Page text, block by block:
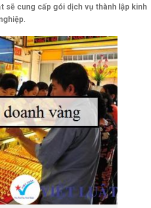
sẽ cung cấp gói dịch vụ thành lập kinh